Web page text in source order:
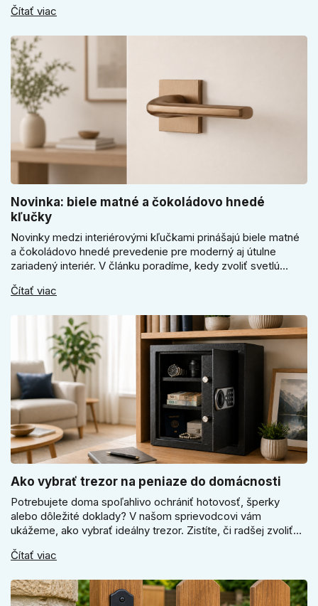
sa pri bránke, pivnici alebo záhradnom domčeku neoplatí
Čítať viac
Novinka: biele matné a čokoládovo hnedé
kľučky
Novinky medzi interiérovými kľučkami prinášajú biele matné
a čokoládovo hnedé prevedenie pre moderný aj útulne
zariadený interiér. V článku poradíme, kedy zvoliť svetlú
ako vyberať medzi okrúhlym a štvorcovým štítom. Nové
Čítať viac
Ako vybrať trezor na peniaze do domácnosti
Potrebujete doma spoľahlivo ochrániť hotovosť, šperky
alebo dôležité doklady? V našom sprievodcovi vám
ukážeme, ako vybrať ideálny trezor. Zistíte, či radšej zvoliť
kľúčové jeho správne ukotvenie.
Čítať viac